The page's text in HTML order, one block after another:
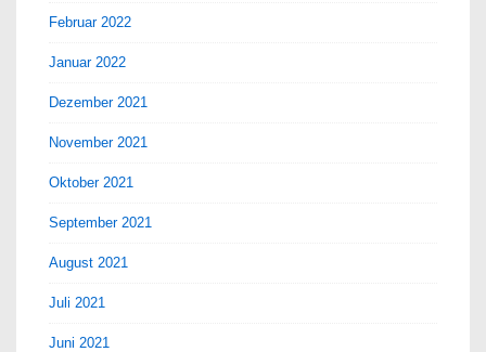
Februar 2022
Januar 2022
Dezember 2021
November 2021
Oktober 2021
September 2021
August 2021
Juli 2021
Juni 2021